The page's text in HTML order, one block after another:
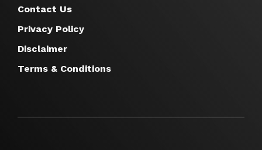
Contact Us
Privacy Policy
Disclaimer
Terms & Conditions